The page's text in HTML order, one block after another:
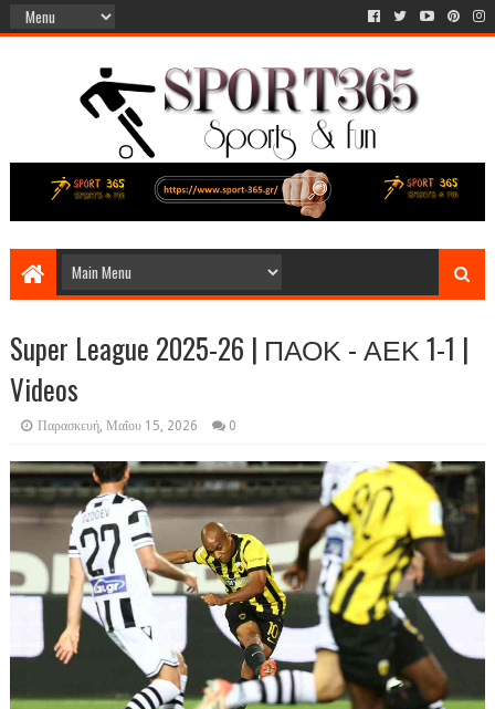
Super League 2025-26 | ΠΑΟΚ - ΑΕΚ 1-1 |
Videos
Παρασκευή, Μαΐου 15, 2026 0